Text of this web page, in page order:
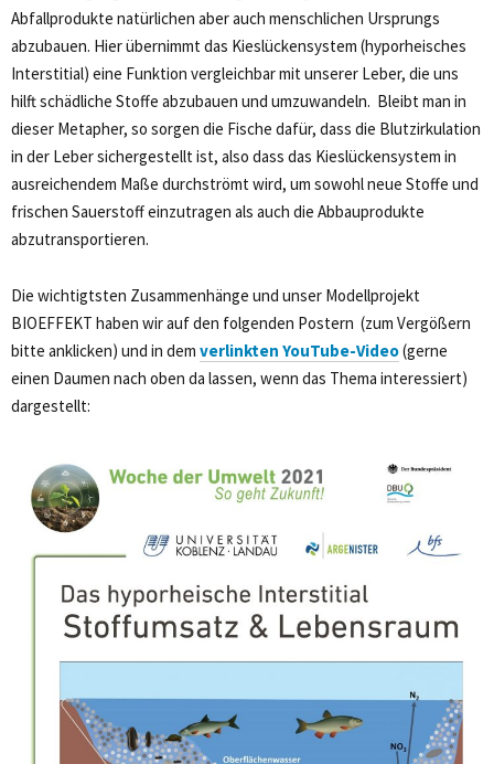
Abfallprodukte natürlichen aber auch menschlichen Ursprungs
abzubauen. Hier übernimmt das Kieslückensystem (hyporheisches
Interstitial) eine Funktion vergleichbar mit unserer Leber, die uns
hilft schädliche Stoffe abzubauen und umzuwandeln. Bleibt man in
dieser Metapher, so sorgen die Fische dafür, dass die Blutzirkulation
in der Leber sichergestellt ist, also dass das Kieslückensystem in
ausreichendem Maße durchströmt wird, um sowohl neue Stoffe und
frischen Sauerstoff einzutragen als auch die Abbauprodukte
abzutransportieren.
Die wichtigtsten Zusammenhänge und unser Modellprojekt
BIOEFFEKT haben wir auf den folgenden Postern (zum Vergößern
bitte anklicken) und in dem verlinkten YouTube-Video(gerne
einen Daumen nach oben da lassen, wenn das Thema interessiert)
dargestellt: